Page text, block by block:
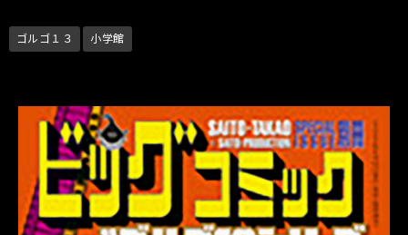
ゴルゴ１３ 小学館